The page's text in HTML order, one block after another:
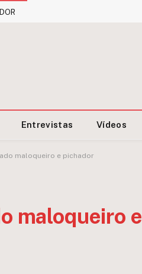
Entrevistas Vídeos
maloqueiro e pichador
maloqueiro e